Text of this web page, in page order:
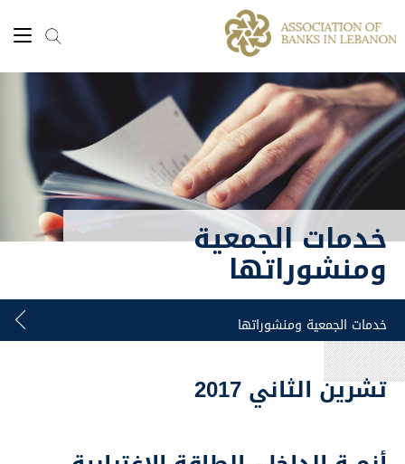
خدمات الجمعية
ومنشوراتها
تشرين الثاني 2017